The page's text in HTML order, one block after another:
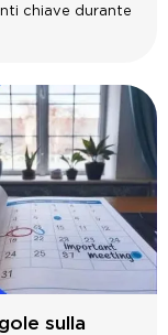
chiave durante
sulla